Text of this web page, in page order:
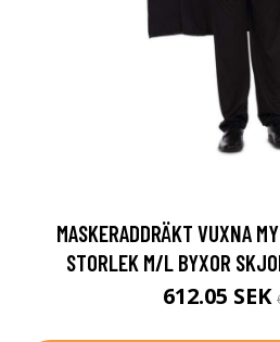
MASKERADDRÄKT VUXNA
STORLEK M/L BYXOR
612.05 SEK